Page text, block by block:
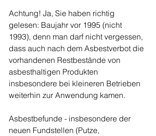
Achtung! Ja, Sie haben richtig
gelesen: Baujahr vor 1995 (nicht
1993), denn man darf nicht vergessen,
dass auch nach dem Asbestverbot die
vorhandenen Restbestände von
asbesthaltigen Produkten
insbesondere bei kleineren Betrieben
weiterhin zur Anwendung kamen.
Asbestbefunde - insbesondere der
neuen Fundstellen (Putze,